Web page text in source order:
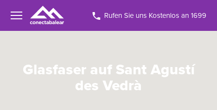
Rufen Sie uns Kostenlos an 1699
Glasfaser auf Sant Agustí
des Vedrà